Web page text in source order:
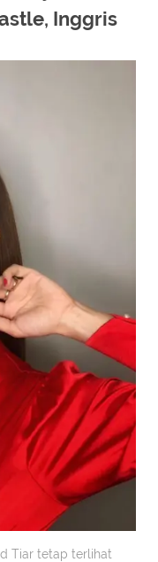
Inggris
Tiar tetap terlihat